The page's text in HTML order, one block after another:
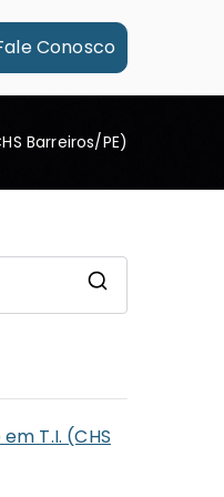
Conosco
Barreiros/PE)
T.I. (CHS